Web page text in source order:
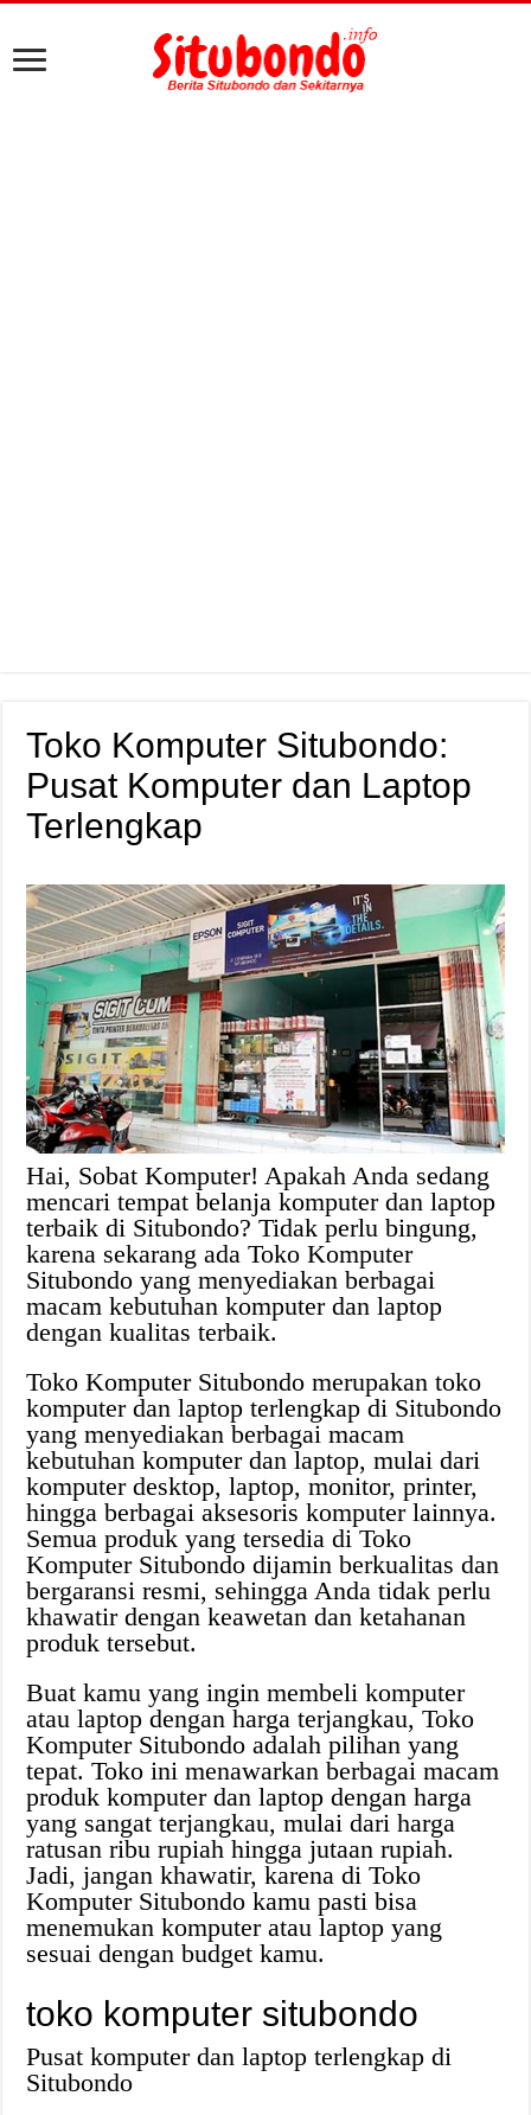
Toko Komputer Situbondo:
Pusat Komputer dan Laptop
Terlengkap
Hai, Sobat Komputer! Apakah Anda sedang
mencari tempat belanja komputer dan laptop
terbaik di Situbondo? Tidak perlu bingung,
karena sekarang ada Toko Komputer
Situbondo yang menyediakan berbagai
macam kebutuhan komputer dan laptop
dengan kualitas terbaik.
Toko Komputer Situbondo merupakan toko
komputer dan laptop terlengkap di Situbondo
yang menyediakan berbagai macam
kebutuhan komputer dan laptop, mulai dari
komputer desktop, laptop, monitor, printer,
hingga berbagai aksesoris komputer lainnya.
Semua produk yang tersedia di Toko
Komputer Situbondo dijamin berkualitas dan
bergaransi resmi, sehingga Anda tidak perlu
khawatir dengan keawetan dan ketahanan
produk tersebut.
Buat kamu yang ingin membeli komputer
atau laptop dengan harga terjangkau, Toko
Komputer Situbondo adalah pilihan yang
tepat. Toko ini menawarkan berbagai macam
produk komputer dan laptop dengan harga
yang sangat terjangkau, mulai dari harga
ratusan ribu rupiah hingga jutaan rupiah.
Jadi, jangan khawatir, karena di Toko
Komputer Situbondo kamu pasti bisa
menemukan komputer atau laptop yang
sesuai dengan budget kamu.
toko komputer situbondo
Pusat komputer dan laptop terlengkap di
Situbondo